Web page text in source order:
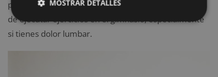
palabras, la técnica es lo más importantes a la hora
de ejecutar ejercicios en el gimnasio, especialmente
si tienes dolor lumbar.
MOSTRAR DETALLES